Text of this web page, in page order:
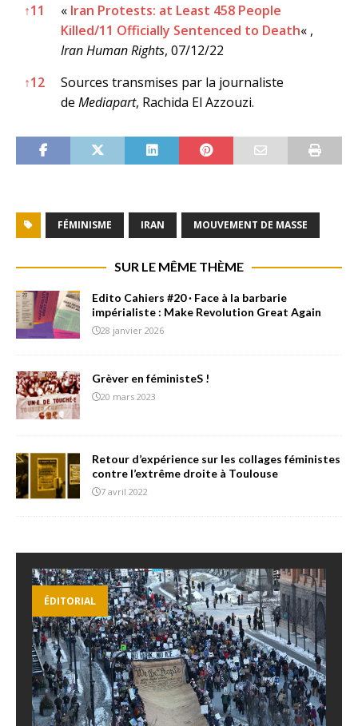
↑11 « Iran Protests: at Least 458 People
Killed/11 Officially Sentenced to Death« ,
Iran Human Rights, 07/12/22
↑12
Sources transmises par la journaliste
de Mediapart, Rachida El Azzouzi.
FÉMINISME IRAN MOUVEMENT DE MASSE
SUR LE MÊME THÈME
Edito Cahiers #20 · Face à la barbarie
impérialiste : Make Revolution Great Again
28 janvier 2026
Grèver en féministeS !
20 mars 2023
Retour d’expérience sur les collages féministes
contre l’extrême droite à Toulouse
7 avril 2022
ÉDITORIAL